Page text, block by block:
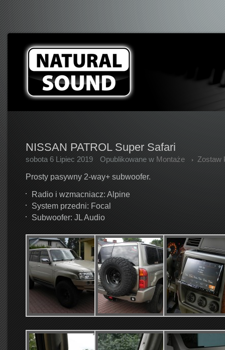
NISSAN PATROL Super Safari
sobota 6 Lipiec 2019 Opublikowane w Montaże Zostaw
Prosty pasywny 2-way+ subwoofer.
Radio i wzmacniacz: Alpine
System przedni: Focal
Subwoofer: JL Audio